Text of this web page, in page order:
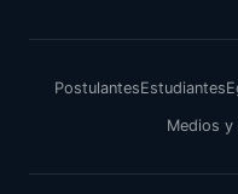
PostulantesEstudiantes
Medios y